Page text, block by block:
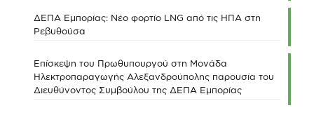
ΔΕΠΑ Εμπορίας: Νέο φορτίο LNG από τις ΗΠΑ στη
Ρεβυθούσα
Επίσκεψη του Πρωθυπουργού στη Μονάδα
Ηλεκτροπαραγωγής Αλεξανδρούπολης παρουσία του
Διευθύνοντος Συμβούλου της ΔΕΠΑ Εμπορίας